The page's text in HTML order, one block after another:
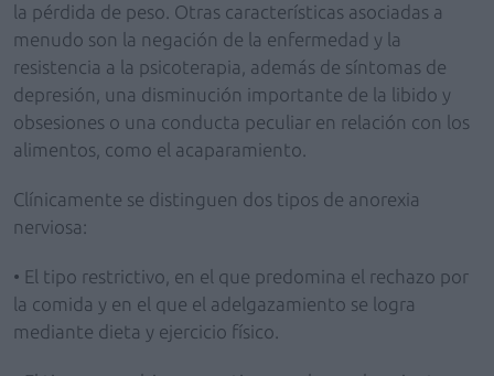
la pérdida de peso. Otras características asociadas a
menudo son la negación de la enfermedad y la
resistencia a la psicoterapia, además de síntomas de
depresión, una disminución importante de la libido y
obsesiones o una conducta peculiar en relación con los
alimentos, como el acaparamiento.
Clínicamente se distinguen dos tipos de anorexia
nerviosa:
• El tipo restrictivo, en el que predomina el rechazo por
la comida y en el que el adelgazamiento se logra
mediante dieta y ejercicio físico.